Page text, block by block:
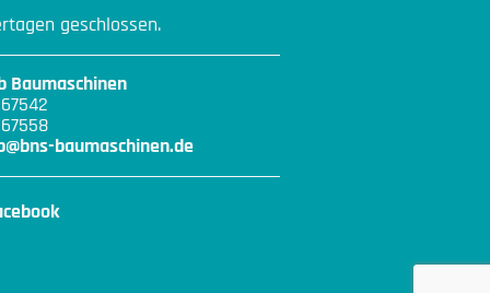
geschlossen.
Baumaschinen
baumaschinen.de